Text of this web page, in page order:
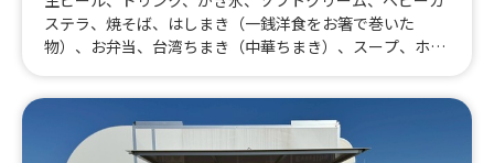
ステラ、焼そば、はしまき（一銭洋食をお箸で巻いた
物）、お弁当、台湾ちまき（中華ちまき）、スープ、ホッ